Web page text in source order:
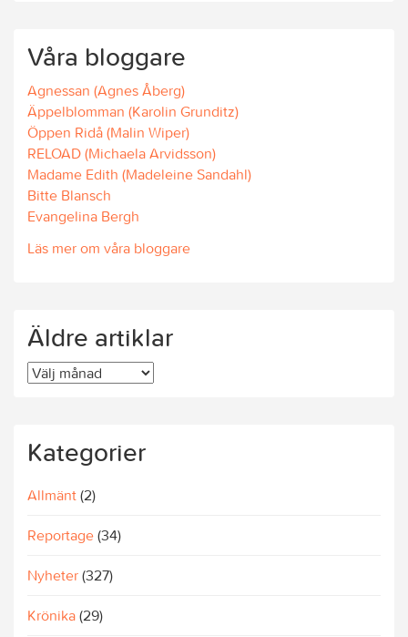
Våra bloggare
Agnessan (Agnes Åberg)
Äppelblomman (Karolin Grunditz)
Öppen Ridå (Malin Wiper)
RELOAD (Michaela Arvidsson)
Madame Edith (Madeleine Sandahl)
Bitte Blansch
Evangelina Bergh
Läs mer om våra bloggare
Äldre artiklar
Äldre
Kategorier
Allmänt (2)
Reportage (34)
Nyheter (327)
Krönika (29)